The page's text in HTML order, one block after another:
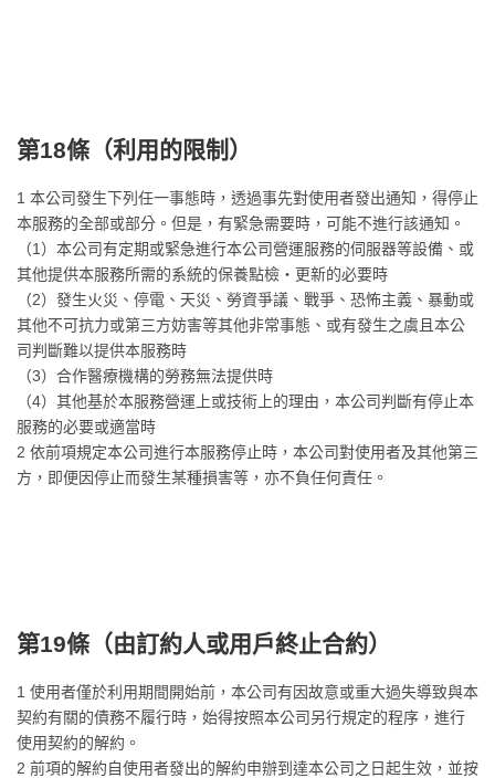
第18條（利用的限制 ）
1 本公司發生下列任一事態時，透過事先對使用者發出通知，得停止
本服務的全部或部分。但是，有緊急需要時，可能不進行該通知。
（1）本公司有定期或緊急進行本公司營運服務的伺服器等設備、或
其他提供本服務所需的系統的保養點檢・更新的必要時
（2）發生火災、停電、天災、勞資爭議、戰爭、恐怖主義、暴動或
其他不可抗力或第三方妨害等其他非常事態、或有發生之虞且本公
司判斷難以提供本服務時
（3）合作醫療機構的勞務無法提供時
（4）其他基於本服務營運上或技術上的理由，本公司判斷有停止本
服務的必要或適當時
2 依前項規定本公司進行本服務停止時，本公司對使用者及其他第三
方，即便因停止而發生某種損害等，亦不負任何責任。
第19條（由訂約人或用戶終止合約）
1 使用者僅於利用期間開始前，本公司有因故意或重大過失導致與本
契約有關的債務不履行時，始得按照本公司另行規定的程序，進行
使用契約的解約。
2 前項的解約自使用者發出的解約申辦到達本公司之日起生效，並按